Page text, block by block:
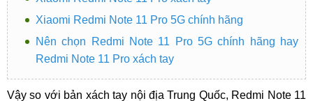
Xiaomi Redmi Note 11 Pro 5G chính hãng
Nên chọn Redmi Note 11 Pro 5G chính hãng hay
Redmi Note 11 Pro xách tay
Vậy so với bản xách tay nội địa Trung Quốc, Redmi Note 11